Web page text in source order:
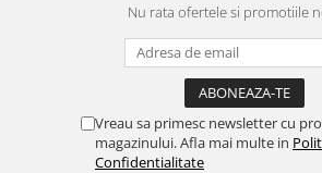
Nu rata ofertele si promotiile
Vreau sa primesc newsletter cu
magazinului. Afla mai multe in
Confidentialitate